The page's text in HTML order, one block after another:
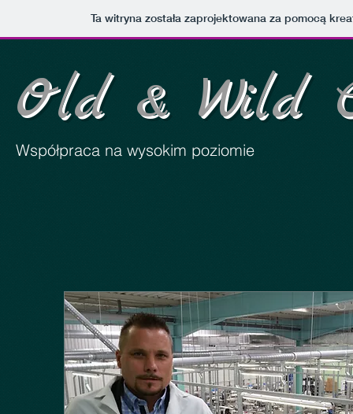
Ta witryna została zaprojektowana za pomocą
Old & Wild
Współpraca na wysokim poziomie